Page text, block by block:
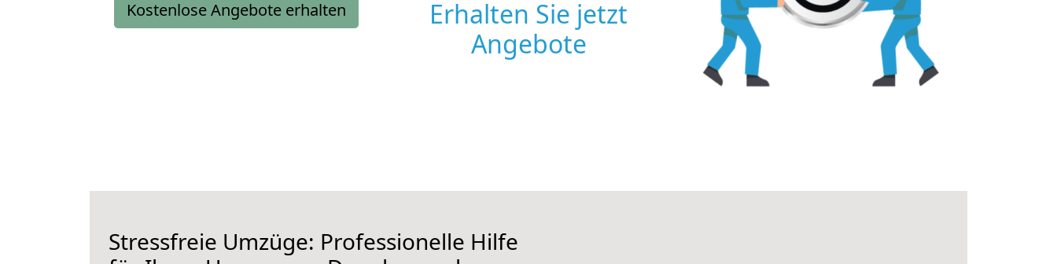
Kostenlose Angebote erhalten
Erhalten Sie jetzt
Angebote
Stressfreie Umzüge: Professionelle Hilfe